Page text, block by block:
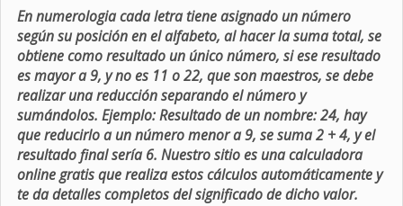
En numerologia cada letra tiene asignado un número
según su posición en el alfabeto, al hacer la suma total, se
obtiene como resultado un único número, si ese resultado
es mayor a 9, y no es 11 o 22, que son maestros, se debe
realizar una reducción separando el número y
sumándolos. Ejemplo: Resultado de un nombre: 24, hay
que reducirlo a un número menor a 9, se suma 2 + 4, y el
resultado final sería 6. Nuestro sitio es una calculadora
online gratis que realiza estos cálculos automáticamente y
te da detalles completos del significado de dicho valor.